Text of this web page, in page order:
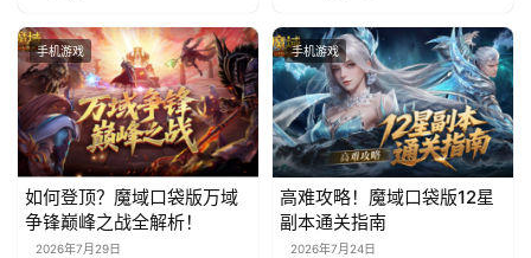
手机游戏
如何登顶？魔域口袋版万域
争锋巅峰之战全解析！
2026年7月29日
手机游戏
高难攻略！魔域口袋版12星
副本通关指南
2026年7月24日